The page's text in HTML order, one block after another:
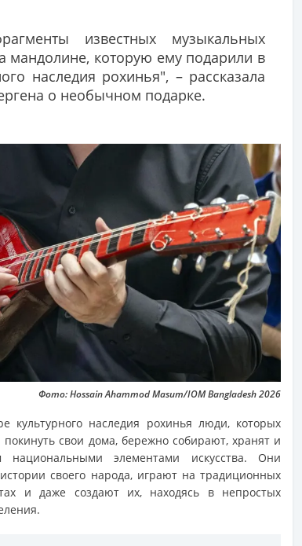
известных музыкальных
мандолине, которую ему подарили в
наследия рохинья", – рассказала
о необычном подарке.
Фото: Hossain Ahammod Masum/IOM Bangladesh 2026
культурного наследия рохинья люди, которых
покинуть свои дома, бережно собирают, хранят и
национальными элементами искусства. Они
своего народа, играют на традиционных
и даже создают их, находясь в непростых